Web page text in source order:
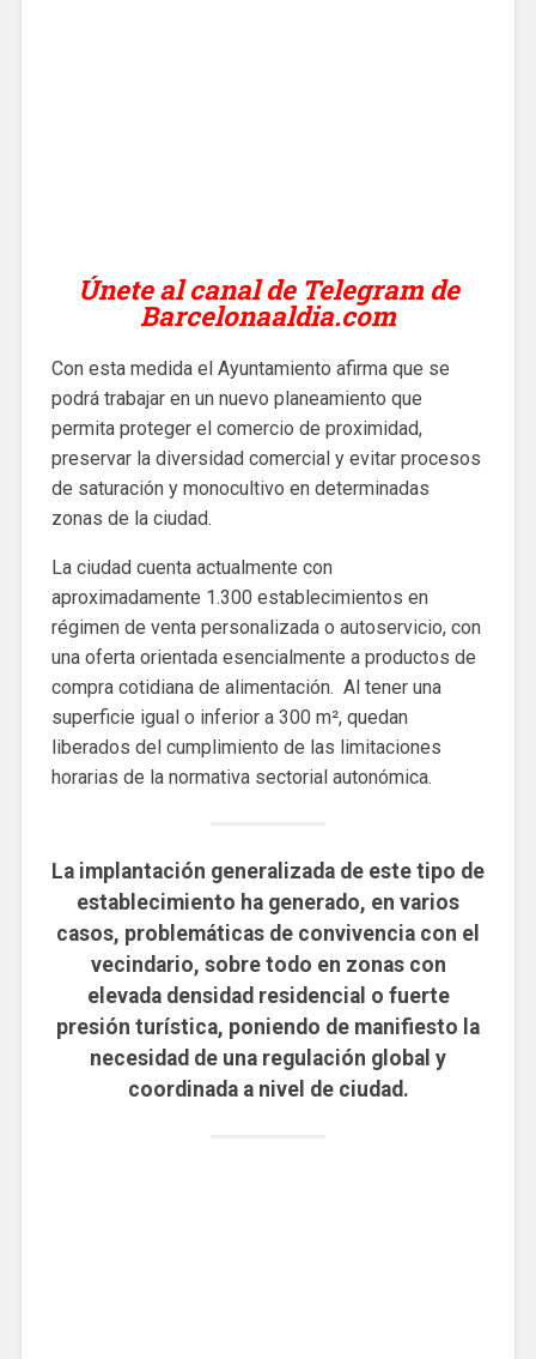
Únete al canal de Telegram de
Barcelonaaldia.com
Con esta medida el Ayuntamiento afirma que se
podrá trabajar en un nuevo planeamiento que
permita proteger el comercio de proximidad,
preservar la diversidad comercial y evitar procesos
de saturación y monocultivo en determinadas
zonas de la ciudad.
La ciudad cuenta actualmente con
aproximadamente 1.300 establecimientos en
régimen de venta personalizada o autoservicio, con
una oferta orientada esencialmente a productos de
compra cotidiana de alimentación. Al tener una
superficie igual o inferior a 300 m², quedan
liberados del cumplimiento de las limitaciones
horarias de la normativa sectorial autonómica.
La implantación generalizada de este tipo de
establecimiento ha generado, en varios
casos, problemáticas de convivencia con el
vecindario, sobre todo en zonas con
elevada densidad residencial o fuerte
presión turística, poniendo de manifiesto la
necesidad de una regulación global y
coordinada a nivel de ciudad.